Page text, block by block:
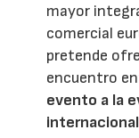
mayor
comercial
pretende
encuentro
evento a la